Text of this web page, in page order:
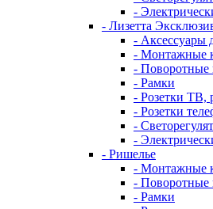
-
- Лизетта
- Аксессуары
- Монтажные
- Поворотные
- Рамки
- Розетки ТВ,
- Розетки
-
-
- Ришелье
- Монтажные
- Поворотные
- Рамки